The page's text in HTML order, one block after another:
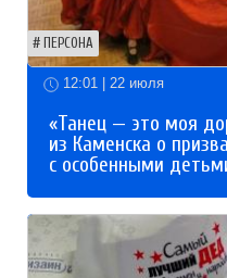
ПЕРСОНА
12:01 | 22 июля
«Танец — это моя
из Каменска о
с особенными